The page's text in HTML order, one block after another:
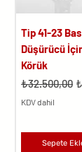
Tip 41-23
Düşürücü
Körük
Normal Fiyat
₺32.500,00
KDV dahil
Sepete